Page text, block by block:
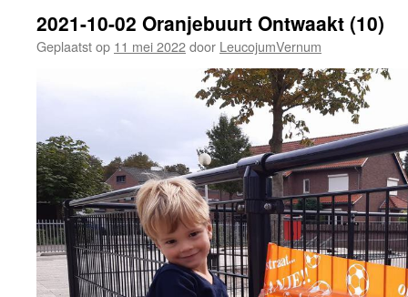
2021-10-02 Oranjebuurt Ontwaakt (10)
Geplaatst op 11 mei 2022door LeucojumVernum